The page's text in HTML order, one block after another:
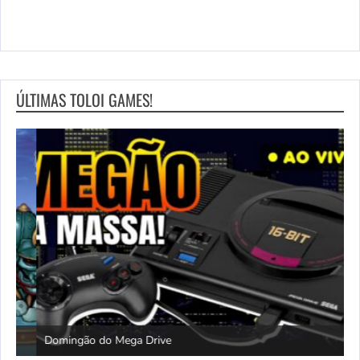
ÚLTIMAS TOLOI GAMES!
Domingão do Mega Drive